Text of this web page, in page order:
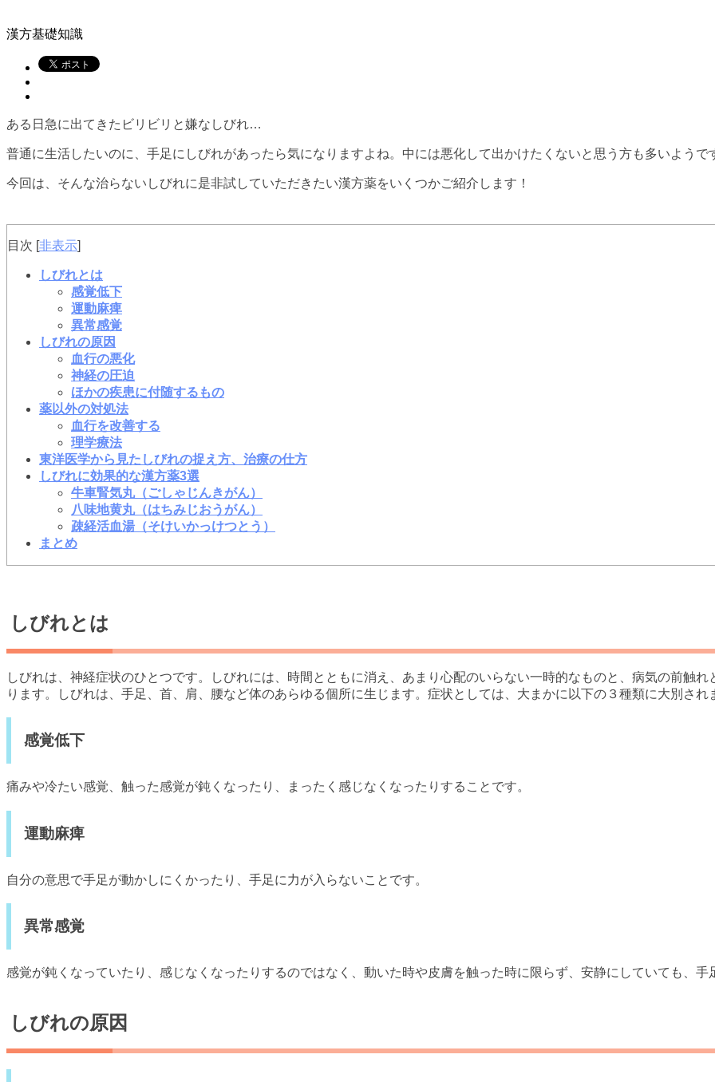
漢方基礎知識
ある日急に出てきたビリビリと嫌なしびれ…
普通に生活したいのに、手足にしびれがあったら気になりますよね。中には悪化して出かけたくないと思う方も多いようで
今回は、そんな治らないしびれに是非試していただきたい漢方薬をいくつかご紹介します！
目次 [非表示]
しびれとは
感覚低下
運動麻痺
異常感覚
しびれの原因
血行の悪化
神経の圧迫
ほかの疾患に付随するもの
薬以外の対処法
血行を改善する
理学療法
東洋医学から見たしびれの捉え方、治療の仕方
しびれに効果的な漢方薬3選
牛車腎気丸（ごしゃじんきがん）
八味地黄丸（はちみじおうがん）
疎経活血湯（そけいかっけつとう）
まとめ
しびれとは
しびれは、神経症状のひとつです。しびれには、時間とともに消え、あまり心配のいらない一時的なものと、病気の前触
ります。しびれは、手足、首、肩、腰など体のあらゆる個所に生じます。症状としては、大まかに以下の３種類に大別され
感覚低下
痛みや冷たい感覚、触った感覚が鈍くなったり、まったく感じなくなったりすることです。
運動麻痺
自分の意思で手足が動かしにくかったり、手足に力が入らないことです。
異常感覚
感覚が鈍くなっていたり、感じなくなったりするのではなく、動いた時や皮膚を触った時に限らず、安静にしていても、
しびれの原因